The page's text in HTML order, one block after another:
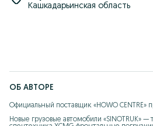
Кашкадарьинская область
ОБ АВТОРЕ
Официальный поставщик «HOWO
Новые грузовые автомобили «SINOTRUK» —